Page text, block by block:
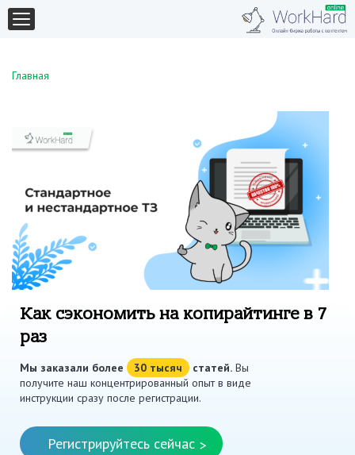
Главная
Как сэкономить на копирайтинге в 7
раз
Мы заказали более 30 тысяч статей. Вы
получите наш концентрированный опыт в виде
инструкции сразу после регистрации.
Регистрируйтесь сейчас >